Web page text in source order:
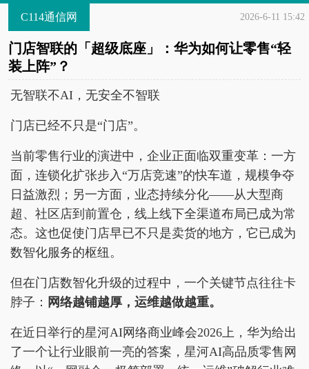
C114通信网 2026-6-11 15:42
门店智联的「超级底座」：华为如何让零售“轻
装上阵”？
无智联不AI，无安全不智联
门店已经不只是“门店”。
当前零售行业的演进中，企业正面临双重变革：一方
面，连锁化扩张步入“万店竞速”的快车道，规模争夺
日益激烈；另一方面，业态持续分化——从大型商
超、社区店到前置仓，线上线下全渠道布局已成为常
态。这也促使门店早已不只是卖货的地方，它已成为
数智化服务的枢纽。
但在门店数智化升级的过程中，一个关键节点往往卡
脖子： 网络越铺越厚，运维越做越重。
在近日举行的星河AI网络商业峰会2026上，华为给出
了一个让行业眼前一亮的答案，星河AI高品质零售网